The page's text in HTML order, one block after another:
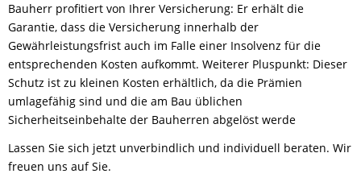
Bauherr profitiert von Ihrer Versicherung: Er erhält die
Garantie, dass die Versicherung innerhalb der
Gewährleistungsfrist auch im Falle einer Insolvenz für die
entsprechenden Kosten aufkommt. Weiterer Pluspunkt: Dieser
Schutz ist zu kleinen Kosten erhältlich, da die Prämien
umlagefähig sind und die am Bau üblichen
Sicherheitseinbehalte der Bauherren abgelöst werde
Lassen Sie sich jetzt unverbindlich und individuell beraten. Wir
freuen uns auf Sie.